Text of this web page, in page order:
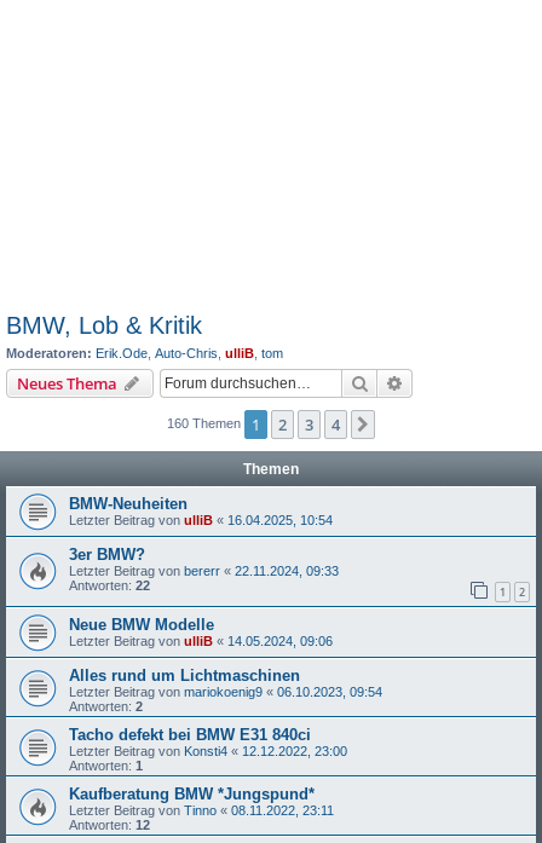
BMW, Lob & Kritik
Moderatoren: Erik.Ode Auto-Chris ulliB tom
Neues Thema Suche
160 Themen 1 2 3 4
Themen
BMW-Neuheiten
Letzter Beitrag von ulliB « 16.04.2025, 10:54
3er BMW?
Letzter Beitrag von bererr « 22.11.2024, 09:33
Antworten: 22 1 2
Neue BMW Modelle
Letzter Beitrag von ulliB « 14.05.2024, 09:06
Alles rund um Lichtmaschinen
Letzter Beitrag von mariokoenig9 « 06.10.2023, 09:54
Antworten: 2
Tacho defekt bei BMW E31 840ci
Letzter Beitrag von Konsti4 « 12.12.2022, 23:00
Antworten: 1
Kaufberatung BMW *Jungspund*
Letzter Beitrag von Tinno « 08.11.2022, 23:11
Antworten: 12